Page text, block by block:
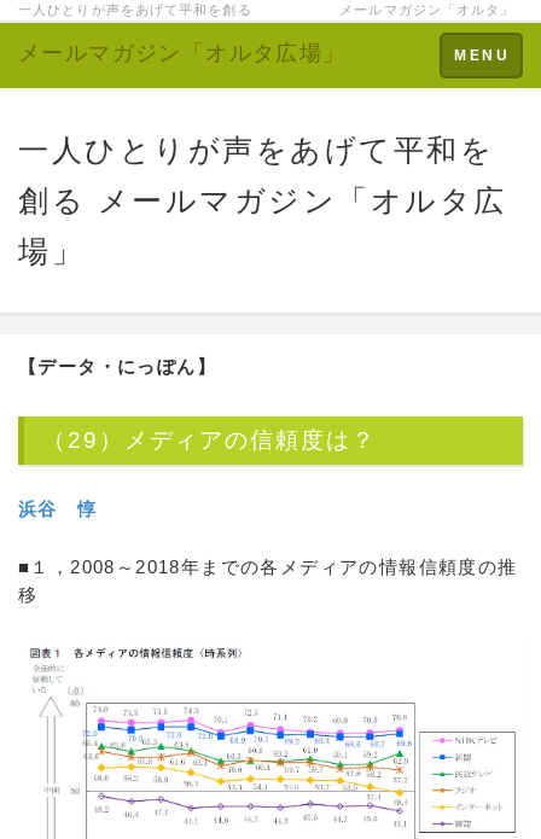
一人ひとりが声をあげて平和を創る メールマガジン「オルタ」
Toggle
navigation
MENU
メールマガジン「オルタ広場」
一人ひとりが声をあげて平和を
創る メールマガジン「オルタ広
場」
【データ・にっぽん】
（29）メディアの信頼度は？
浜谷 惇
■１，2008～2018年までの各メディアの情報信頼度の推
移